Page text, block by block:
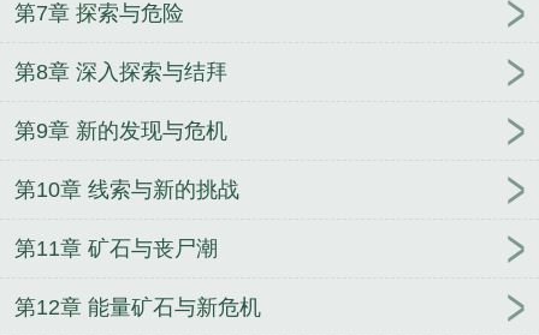
第7章 探索与危险
第8章 深入探索与结拜
第9章 新的发现与危机
第10章 线索与新的挑战
第11章 矿石与丧尸潮
第12章 能量矿石与新危机